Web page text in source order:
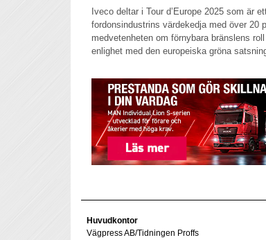
Iveco deltar i Tour d’Europe 2025 som är
fordonsindustrins värdekedja med över 20
medvetenheten om förnybara bränslens
enlighet med den europeiska gröna
Huvudkontor
Vägpress AB/Tidningen Proffs